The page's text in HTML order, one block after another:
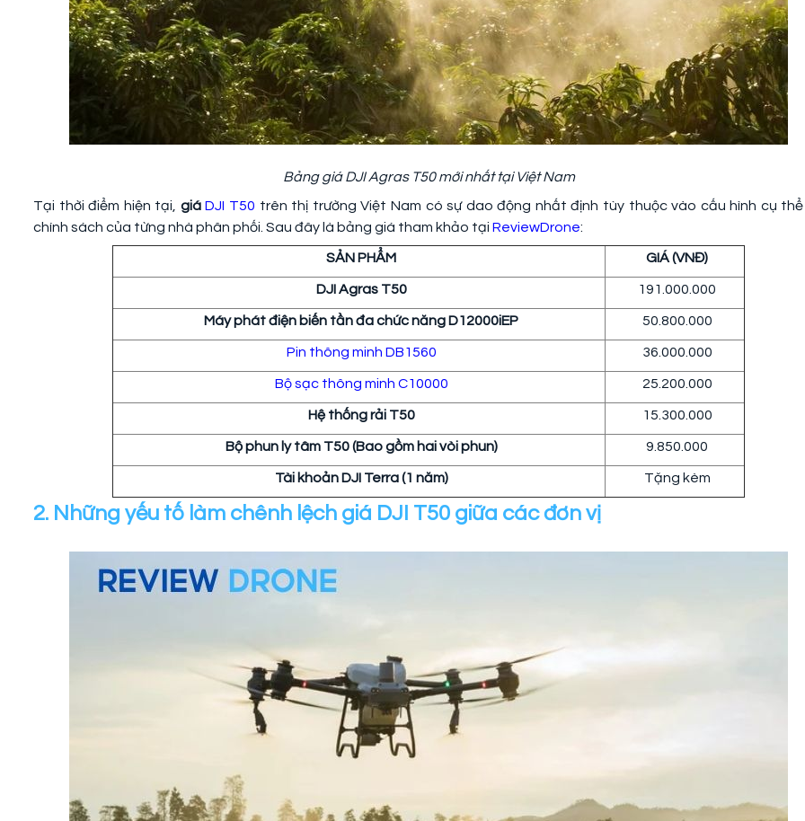
Bảng giá DJI Agras T50 mới nhất tại Việt Nam
Tại thời điểm hiện tại, giá DJI T50 trên thị trường Việt Nam có sự dao động nhất định tùy thuộc vào cấu hình cụ
chính sách của từng nhà phân phối. Sau đây là bảng giá tham khảo tại ReviewDrone:
SẢN PHẨM GIÁ (VNĐ)
DJI Agras T50 191.000.000
Máy phát điện biến tần đa chức năng D12000iEP 50.800.000
Pin thông minh DB1560 36.000.000
Bộ sạc thông minh C10000 25.200.000
Hệ thống rải T50 15.300.000
Bộ phun ly tâm T50 (Bao gồm hai vòi phun) 9.850.000
Tài khoản DJI Terra (1 năm) Tặng kèm
2. Những yếu tố làm chênh lệch giá DJI T50 giữa các đơn vị